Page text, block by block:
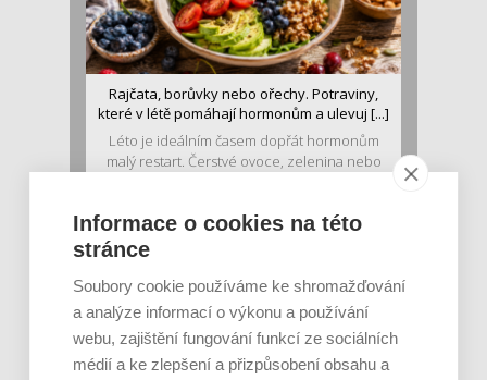
Rajčata, borůvky nebo ořechy. Potraviny,
které v létě pomáhají hormonům a ulevuj [...]
Léto je ideálním časem dopřát hormonům
malý restart. Čerstvé ovoce, zelenina nebo
Informace o cookies na této
stránce
Soubory cookie používáme ke shromažďování
a analýze informací o výkonu a používání
webu, zajištění fungování funkcí ze sociálních
médií a ke zlepšení a přizpůsobení obsahu a